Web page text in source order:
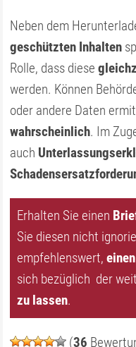
Neben dem
geschützten Inhalten
Rolle, dass diese
werden. Können
oder andere Daten
wahrscheinlich. Im
auch
Erhalten Sie einen
Sie diesen nicht
empfehlenswert,
sich bezüglich der
zu lassen.
(36